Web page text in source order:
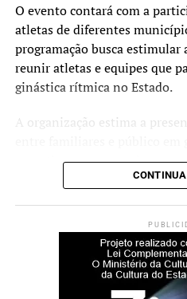
O evento contará com a
atletas de diferentes
programação busca estimular
reunir atletas e equipes que
ginástica rítmica no Estado.
A organização estima a
esportivas com as maiores
competição receberão troféus.
Oliveira, afirma que a
das ações voltadas ao